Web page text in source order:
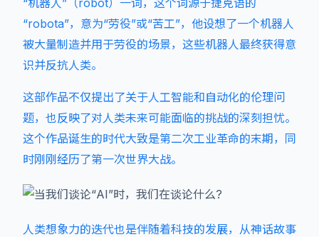
“机器人”（robot）一词，这个词源于捷克语的
“robota”，意为“劳役”或“苦工”，他设想了一个机器人
被大量制造并用于劳役的场景，这些机器人最终获得意
识并反抗人类。
这部作品不仅提出了关于人工智能和自动化的伦理问
题，也反映了对人类未来可能面临的挑战的深刻担忧。
这个作品诞生的时代大致是第二次工业革命的末期，同
时刚刚经历了第一次世界大战。
人类想象力的迭代也是伴随着科技的发展，从神话故事